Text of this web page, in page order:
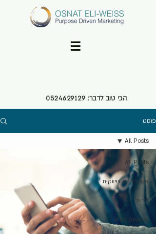
הכי טוב לדבר: 0524629129
פוסט
All Posts
אסטרטגיה שיווקית
בידול
עצמאות בע"מ
All Posts